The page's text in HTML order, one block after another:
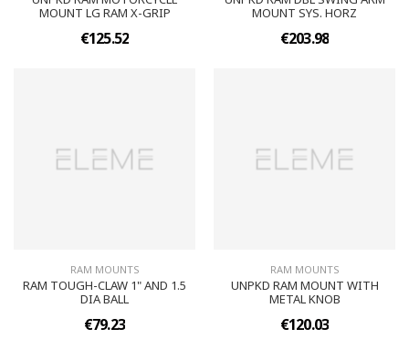
MOUNT LG RAM X-GRIP
€125.52
MOUNT SYS. HORZ
€203.98
RAM MOUNTS
RAM TOUGH-CLAW 1" AND 1.5
DIA BALL
€79.23
RAM MOUNTS
UNPKD RAM MOUNT WITH
METAL KNOB
€120.03